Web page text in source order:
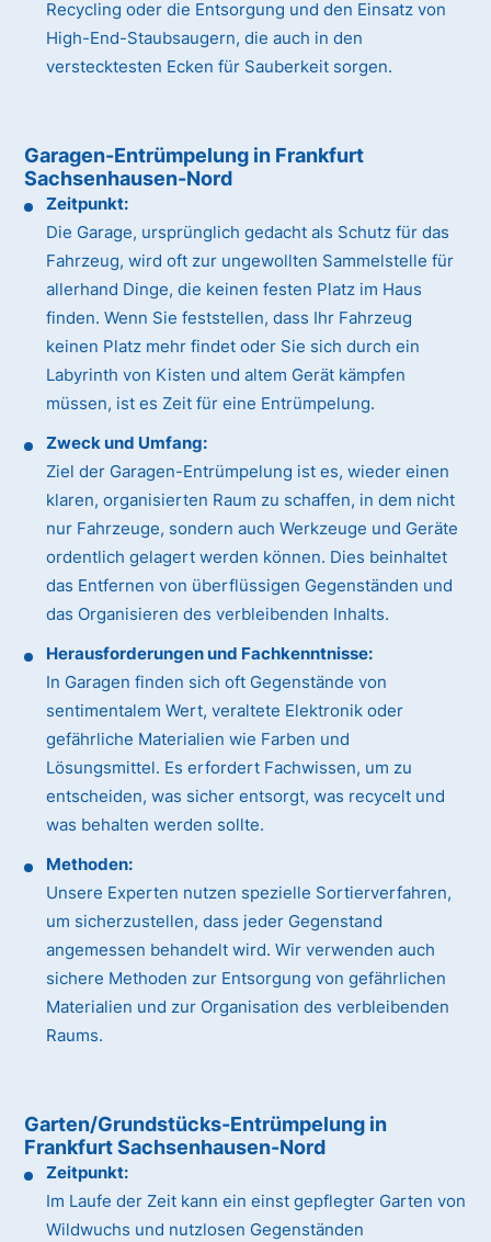
Recycling oder die Entsorgung und den Einsatz von
High-End-Staubsaugern, die auch in den
verstecktesten Ecken für Sauberkeit sorgen.
Garagen-Entrümpelung in Frankfurt
Sachsenhausen-Nord
Zeitpunkt:
Die Garage, ursprünglich gedacht als Schutz für das
Fahrzeug, wird oft zur ungewollten Sammelstelle für
allerhand Dinge, die keinen festen Platz im Haus
finden. Wenn Sie feststellen, dass Ihr Fahrzeug
keinen Platz mehr findet oder Sie sich durch ein
Labyrinth von Kisten und altem Gerät kämpfen
müssen, ist es Zeit für eine Entrümpelung.
Zweck und Umfang:
Ziel der Garagen-Entrümpelung ist es, wieder einen
klaren, organisierten Raum zu schaffen, in dem nicht
nur Fahrzeuge, sondern auch Werkzeuge und Geräte
ordentlich gelagert werden können. Dies beinhaltet
das Entfernen von überflüssigen Gegenständen und
das Organisieren des verbleibenden Inhalts.
Herausforderungen und Fachkenntnisse:
In Garagen finden sich oft Gegenstände von
sentimentalem Wert, veraltete Elektronik oder
gefährliche Materialien wie Farben und
Lösungsmittel. Es erfordert Fachwissen, um zu
entscheiden, was sicher entsorgt, was recycelt und
was behalten werden sollte.
Methoden:
Unsere Experten nutzen spezielle Sortierverfahren,
um sicherzustellen, dass jeder Gegenstand
angemessen behandelt wird. Wir verwenden auch
sichere Methoden zur Entsorgung von gefährlichen
Materialien und zur Organisation des verbleibenden
Raums.
Garten/Grundstücks-Entrümpelung in
Frankfurt Sachsenhausen-Nord
Zeitpunkt:
Im Laufe der Zeit kann ein einst gepflegter Garten von
Wildwuchs und nutzlosen Gegenständen